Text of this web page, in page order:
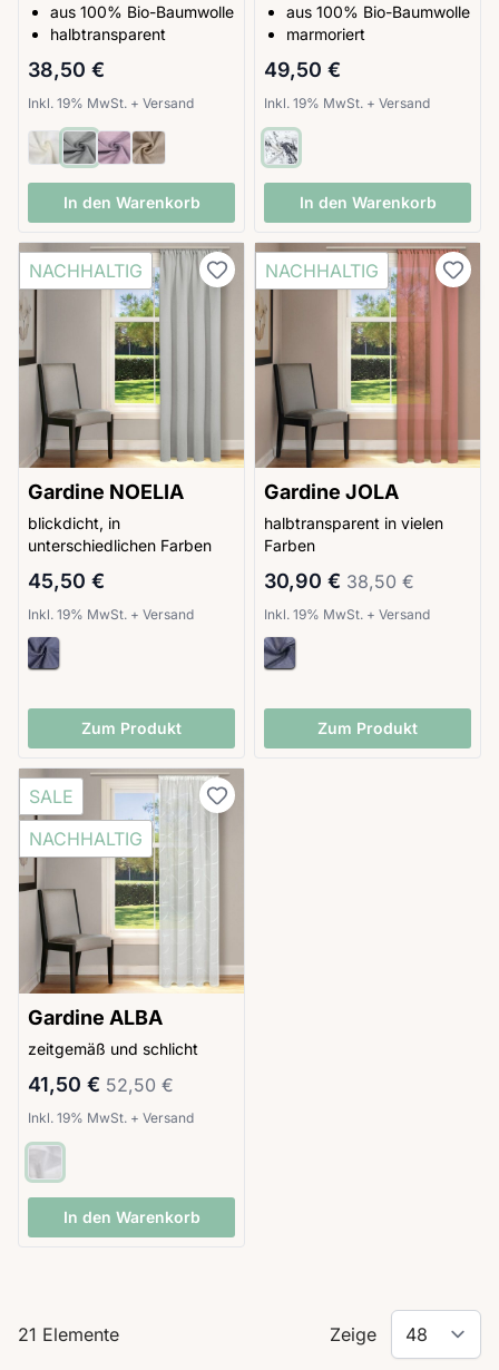
aus 100% Bio-Baumwolle
halbtransparent
38,50 €
Inkl. 19% MwSt. + Versand
In den Warenkorb
aus 100% Bio-Baumwolle
marmoriert
49,50 €
Inkl. 19% MwSt. + Versand
In den Warenkorb
NACHHALTIG
Gardine NOELIA
blickdicht, in
unterschiedlichen Farben
Ab
45,50 €
Inkl. 19% MwSt. + Versand
Zum Produkt
NACHHALTIG
Gardine JOLA
halbtransparent in vielen
Farben
Ab
30,90 € Regulärer Preis
38,50 €
Inkl. 19% MwSt. + Versand
Zum Produkt
SALE
NACHHALTIG
Gardine ALBA
zeitgemäß und schlicht
Sonderpreis
41,50 € Regulärer Preis
52,50 €
Inkl. 19% MwSt. + Versand
In den Warenkorb
21 Elemente Zeige